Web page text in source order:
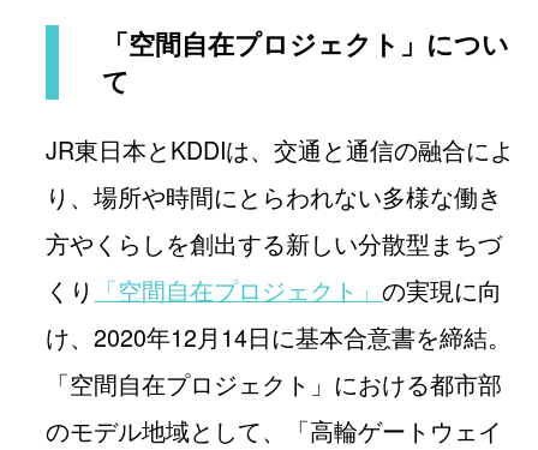
「空間自在プロジェクト」につい
て
JR東日本とKDDIは、交通と通信の融合によ
り、場所や時間にとらわれない多様な働き
方やくらしを創出する新しい分散型まちづ
くり 「空間自在プロジェクト」の実現に向
け、2020年12月14日に基本合意書を締結。
「空間自在プロジェクト」における都市部
のモデル地域として、「高輪ゲートウェイ